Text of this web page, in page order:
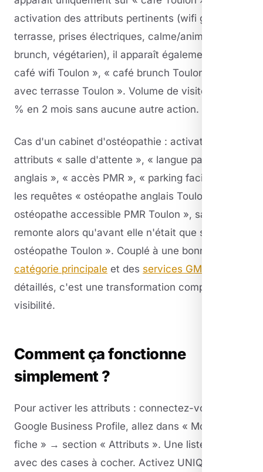
activation des attributs pertinents (wifi gratuit,
terrasse, prises électriques, calme/animé,
brunch, végétarien), il apparaît également sur «
café wifi Toulon », « café brunch Toulon », « café
avec terrasse Toulon ». Volume de visites : +35
% en 2 mois sans aucune autre action.
Cas d'un cabinet d'ostéopathie : activation des
attributs « salle d'attente », « langue parlée :
anglais », « accès PMR », « parking facile ». Sur
les requêtes « ostéopathe anglais Toulon » ou «
ostéopathe accessible PMR Toulon », sa fiche
remonte alors qu'avant elle n'était que sur «
ostéopathe Toulon ». Couplé à une bonne
catégorie principale et des services GMB
détaillés, c'est une transformation complète de la
visibilité.
Comment ça fonctionne
simplement ?
Pour activer les attributs : connectez-vous à
Google Business Profile, allez dans « Modifier la
fiche » → section « Attributs ». Une liste s'affiche
avec des cases à cocher. Activez UNIQUEMENT